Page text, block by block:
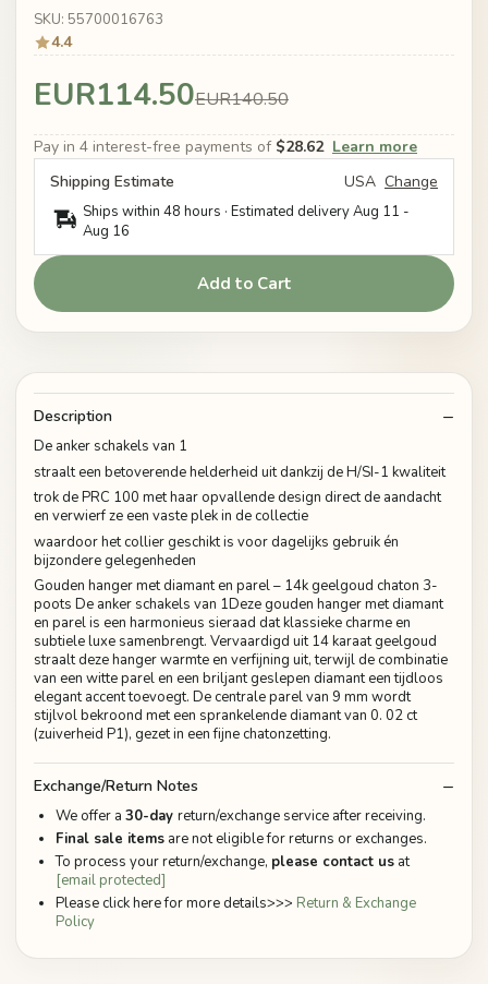
SKU: 55700016763
4.4
EUR114.50EUR140.50
Pay in 4 interest-free payments of $28.62 Learn more
Shipping Estimate
USA Change
Ships within 48 hours · Estimated deliveryAug 11 -
Aug 16
Add to Cart
Description
De anker schakels van 1
straalt een betoverende helderheid uit dankzij de H/SI-1 kwaliteit
trok de PRC 100 met haar opvallende design direct de aandacht
en verwierf ze een vaste plek in de collectie
waardoor het collier geschikt is voor dagelijks gebruik én
bijzondere gelegenheden
Gouden hanger met diamant en parel – 14k geelgoud chaton 3-
poots De anker schakels van 1Deze gouden hanger met diamant
en parel is een harmonieus sieraad dat klassieke charme en
subtiele luxe samenbrengt. Vervaardigd uit 14 karaat geelgoud
straalt deze hanger warmte en verfijning uit, terwijl de combinatie
van een witte parel en een briljant geslepen diamant een tijdloos
elegant accent toevoegt. De centrale parel van 9 mm wordt
stijlvol bekroond met een sprankelende diamant van 0. 02 ct
(zuiverheid P1), gezet in een fijne chatonzetting.
Exchange/Return Notes
We offer a 30-day return/exchange service after receiving.
Final sale items are not eligible for returns or exchanges.
To process your return/exchange, please contact us at
[email protected]
Please click here for more details>>> Return & Exchange
Policy